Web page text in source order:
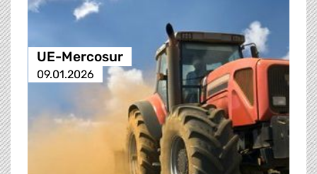
UE-Mercosur
09.01.2026